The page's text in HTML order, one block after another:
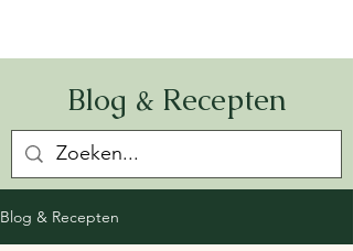
Blog & Recepten
Blog & Recepten